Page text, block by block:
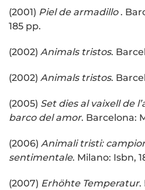
(2001) Piel de armadillo.
185 pp.
(2002) Animals tristos.
(2002) Animals tristos.
(2005) Set dies al vaixell de
barco del amor. Barcelona:
(2006) Animali tristi:
sentimentale. Milano: Isbn,
(2007) Erhöhte Temperatur.